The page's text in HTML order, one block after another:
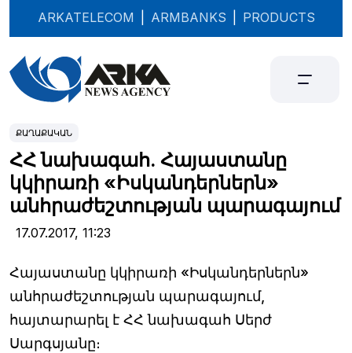
ARKATELECOM ARMBANKS PRODUCTS
ՔԱՂԱՔԱԿԱՆ
ՀՀ նախագահ. Հայաստանը
կկիրառի «Իսկանդերներն»
անհրաժեշտության պարագայում
17.07.2017, 11:23
Հայաստանը կկիրառի «Իսկանդերներն»
անհրաժեշտության պարագայում,
հայտարարել է ՀՀ նախագահ Սերժ
Սարգսյանը։